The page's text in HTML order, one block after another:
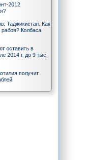
2012.
Таджикистан. Как
рабов? Колбаса
оставить в
2014 г. до 9 тыс.
получит
главной темой